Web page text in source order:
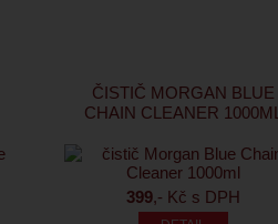
ČISTIČ MORGAN BLUE
CHAIN CLEANER 1000ML
399,- Kč s DPH